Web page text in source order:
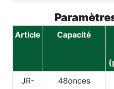
Article Capacité
JR-
48onces